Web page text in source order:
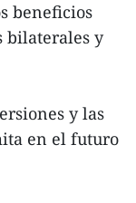
beneficios
bilaterales y
y las
en el futuro